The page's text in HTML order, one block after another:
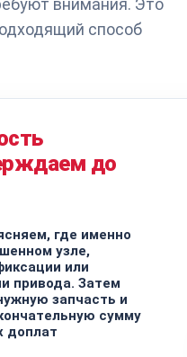
способ
до
где именно
узле,
или
привода. Затем
запчасть и
сумму
доплат